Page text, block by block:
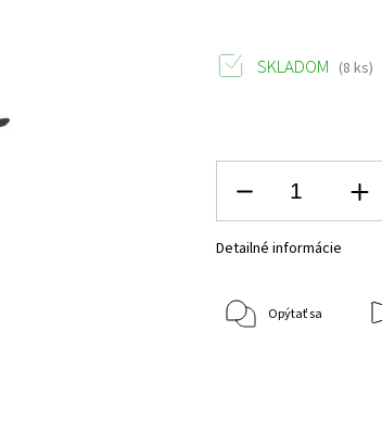
SKLADOM (8 ks)
Detailné informácie
Opýtať sa